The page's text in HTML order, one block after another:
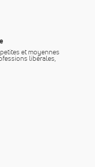
et moyennes
libérales,